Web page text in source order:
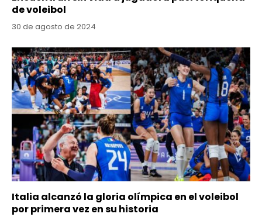
de voleibol
30 de agosto de 2024
Italia alcanzó la gloria olímpica en el voleibol
por primera vez en su historia